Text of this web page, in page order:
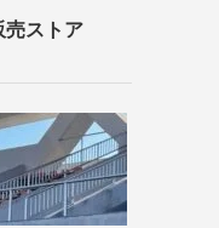
売ストア